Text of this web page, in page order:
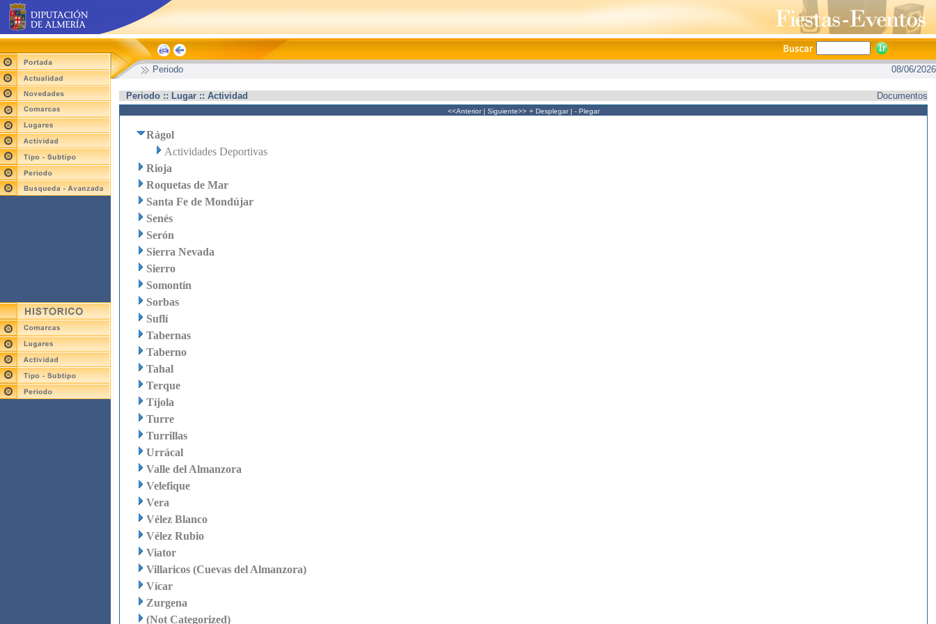
Periodo 08/06/2026
Periodo :: Lugar :: Actividad Documentos
<<Anterior| Siguiente>> + Desplegar| - Plegar
Rágol
Actividades Deportivas
Rioja
Roquetas de Mar
Santa Fe de Mondújar
Senés
Serón
Sierra Nevada
Sierro
Somontín
Sorbas
Suflí
Tabernas
Taberno
Tahal
Terque
Tíjola
Turre
Turrillas
Urrácal
Valle del Almanzora
Velefique
Vera
Vélez Blanco
Vélez Rubio
Viator
Villaricos (Cuevas del Almanzora)
Vícar
Zurgena
(Not Categorized)